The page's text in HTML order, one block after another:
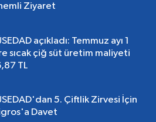
Ziyaret
açıkladı: Temmuz ayı 1
sıcak çiğ süt üretim maliyeti
TL
5. Çiftlik Zirvesi İçin
Davet